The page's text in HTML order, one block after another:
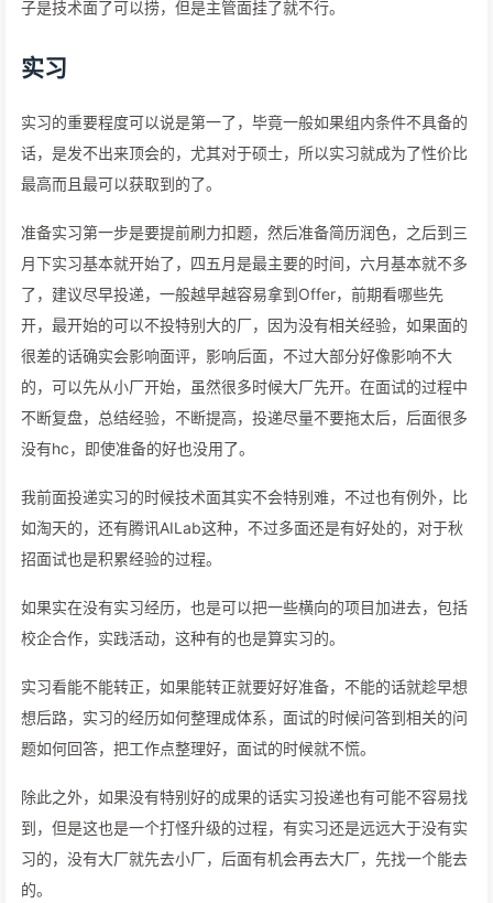
子是技术面了可以捞，但是主管面挂了就不行。
实习
实习的重要程度可以说是第一了，毕竟一般如果组内条件不具备的
话，是发不出来顶会的，尤其对于硕士，所以实习就成为了性价比
最高而且最可以获取到的了。
准备实习第一步是要提前刷力扣题，然后准备简历润色，之后到三
月下实习基本就开始了，四五月是最主要的时间，六月基本就不多
了，建议尽早投递，一般越早越容易拿到Offer，前期看哪些先
开，最开始的可以不投特别大的厂，因为没有相关经验，如果面的
很差的话确实会影响面评，影响后面，不过大部分好像影响不大
的，可以先从小厂开始，虽然很多时候大厂先开。在面试的过程中
不断复盘，总结经验，不断提高，投递尽量不要拖太后，后面很多
没有hc，即使准备的好也没用了。
我前面投递实习的时候技术面其实不会特别难，不过也有例外，比
如淘天的，还有腾讯AILab这种，不过多面还是有好处的，对于秋
招面试也是积累经验的过程。
如果实在没有实习经历，也是可以把一些横向的项目加进去，包括
校企合作，实践活动，这种有的也是算实习的。
实习看能不能转正，如果能转正就要好好准备，不能的话就趁早想
想后路，实习的经历如何整理成体系，面试的时候问答到相关的问
题如何回答，把工作点整理好，面试的时候就不慌。
除此之外，如果没有特别好的成果的话实习投递也有可能不容易找
到，但是这也是一个打怪升级的过程，有实习还是远远大于没有实
习的，没有大厂就先去小厂，后面有机会再去大厂，先找一个能去
的。